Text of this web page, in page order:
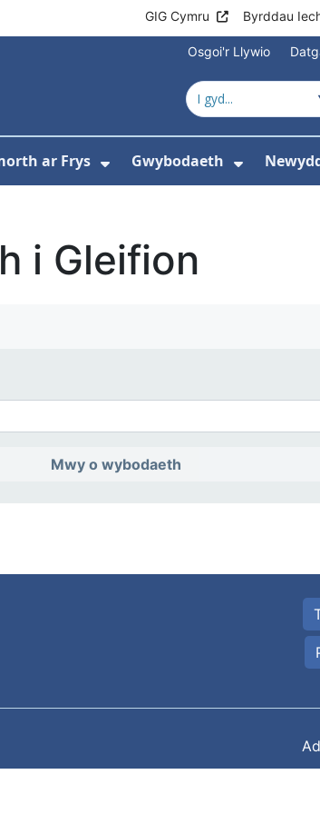
GIG Cymru Byrddau
Osgoi'r Llywio
gyfer Amdanom Ni
isddewislen ar gyfer Cyngor
ar Frys
Dangos isddewislen ar
Gwybodaeth
Dangos
i Gleifion
Mwy o wybodaeth